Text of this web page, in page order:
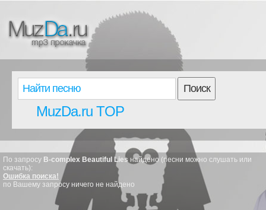
Поиск
MuzDa.ru TOP
По запросу B-complex Beautiful Lies найдено (песни можно слушать или
скачать):
Ошибка поиска!
по Вашему запросу ничего не найдено